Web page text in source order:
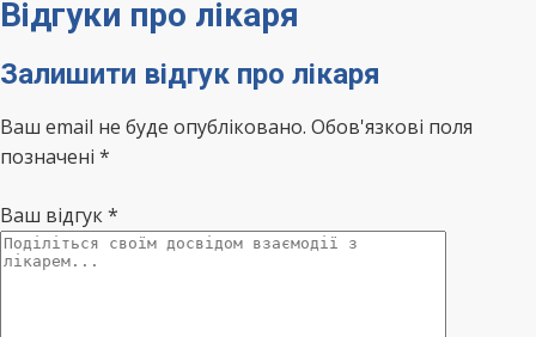
Відгуки про лікаря
Залишити відгук про лікаря
Ваш email не буде опубліковано. Обов'язкові поля
позначені *
Ваш відгук*